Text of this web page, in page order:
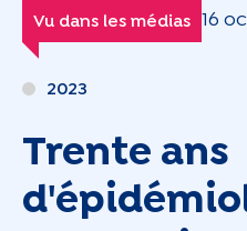
Vu dans les médias 16
2023
Trente ans